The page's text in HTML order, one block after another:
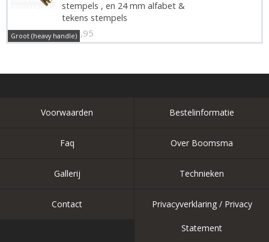
stempels , en 24 mm alfabet &
tekens stempels
€ 16,95
Groot (heavy handle)
Voorwaarden Bestelinformatie
Faq Over Boomsma
Gallerij Technieken
Contact Privacyverklaring / Privacy
Statement